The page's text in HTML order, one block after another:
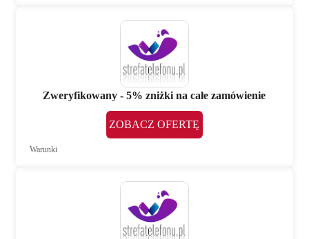
Zweryfikowany - 5% zniżki na całe zamówienie
ZOBACZ OFERTĘ
Warunki